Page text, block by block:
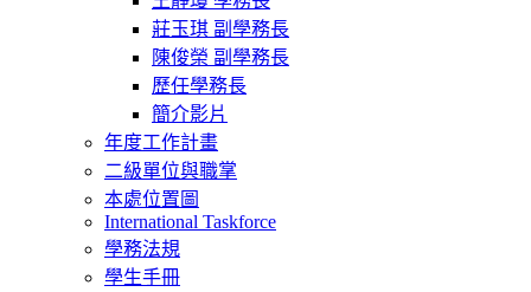
莊玉琪 副學務長
陳俊榮 副學務長
歷任學務長
簡介影片
年度工作計畫
二級單位與職掌
本處位置圖
International Taskforce
學務法規
學生手冊